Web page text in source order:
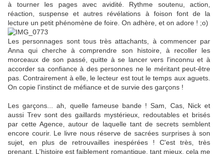
à tourner les pages avec avidité. Rythme soutenu, action,
réaction, suspense et autres révélations à foison font de la
lecture un petit phénomène de foire. On adhère, et on adore ! ;o)
Les personnages sont tous très attachants, à commencer par
Anna qui cherche à comprendre son histoire, à recoller les
morceaux de son passé, quitte à se lancer vers l'inconnu et à
accorder sa confiance à des personnes ne le méritant peut-être
pas. Contrairement à elle, le lecteur est tout le temps aux aguets.
On copie l'instinct de méfiance et de survie des garçons !
Les garçons... ah, quelle fameuse bande ! Sam, Cas, Nick et
aussi Trev sont des gaillards mystérieux, redoutables et brisés
par cette Agence, autour de laquelle tant de secrets semblent
encore courir. Le livre nous réserve de sacrées surprises à son
sujet, en plus de retrouvailles inespérées ! C'est très, très
prenant. L'histoire est faiblement romantique, tant mieux, cela me